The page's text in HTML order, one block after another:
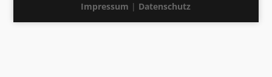
Impressum | Datenschutz